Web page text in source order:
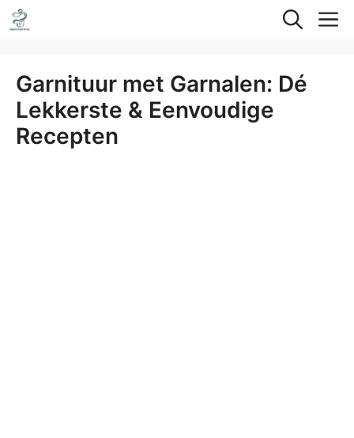
Ga
naar
inhoud
Garnituur met Garnalen: Dé
Lekkerste & Eenvoudige
Recepten